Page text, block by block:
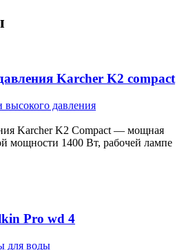
Karcher K2 compact
давления
Karcher K2 Compact — мощная
мощности 1400 Вт, рабочей лампе
Pro wd 4
для воды